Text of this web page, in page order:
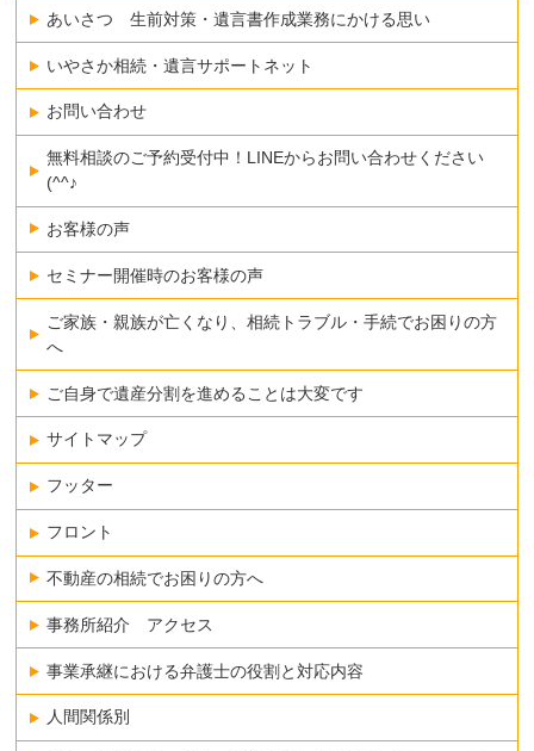
あいさつ 生前対策・遺言書作成業務にかける思い
いやさか相続・遺言サポートネット
お問い合わせ
無料相談のご予約受付中！LINEからお問い合わせください
(^^♪
お客様の声
セミナー開催時のお客様の声
ご家族・親族が亡くなり、相続トラブル・手続でお困りの方
へ
ご自身で遺産分割を進めることは大変です
サイトマップ
フッター
フロント
不動産の相続でお困りの方へ
事務所紹介 アクセス
事業承継における弁護士の役割と対応内容
人間関係別